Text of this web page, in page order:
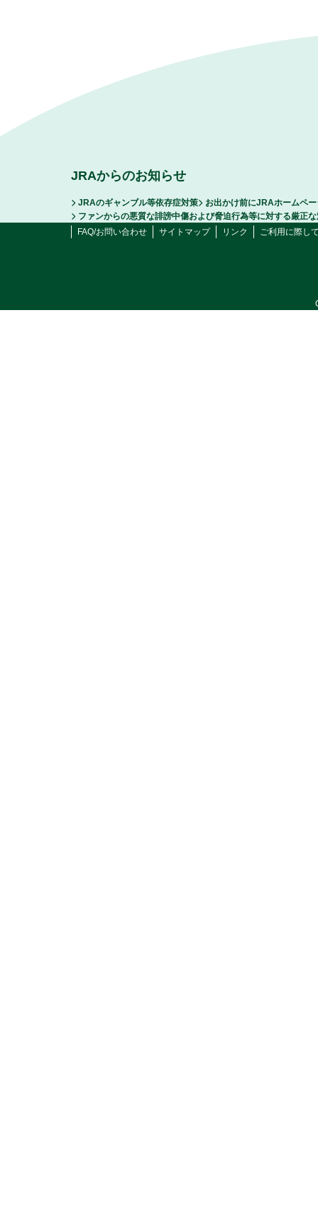
JRAからのお知らせ
JRAのギャンブル等依存症対策
お出かけ前にJRAホームペ
ファンからの悪質な誹謗中傷および脅迫行為等に対する厳正
FAQ/お問い合わせ
サイトマップ リンク ご利用に際し